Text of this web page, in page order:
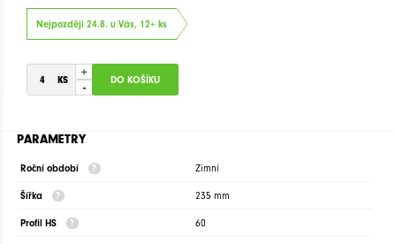
Nejpozději 24.8. u Vás, 12+ ks
+
-
PARAMETRY
Roční období Zimní
Šířka 235 mm
Profil HS 60